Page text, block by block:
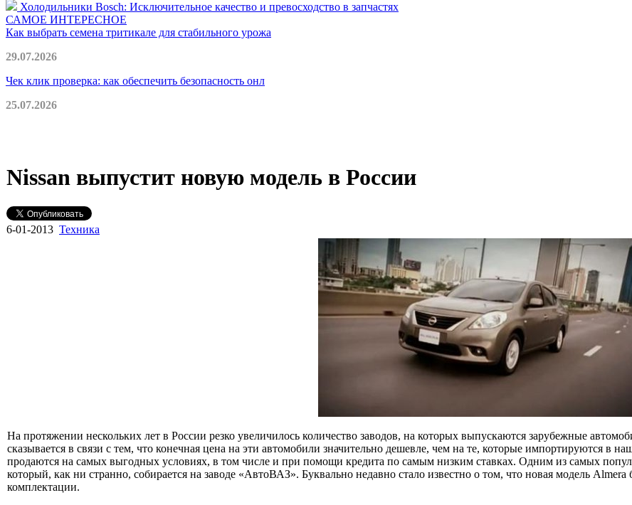
Холодильники Bosch: Исключительное качество и превосходство в запчастях
САМОЕ ИНТЕРЕСНОЕ
Как выбрать семена тритикале для стабильного урожа
29.07.2026
Чек клик проверка: как обеспечить безопасность онл
25.07.2026
Nissan выпустит новую модель в России
6-01-2013 Техника
На протяжении нескольких лет в России резко увеличилось количество заводов, на которых выпускаются зарубежные
сказывается в связи с тем, что конечная цена на эти автомобили значительно дешевле, чем на те, которые импортируются в
продаются на самых выгодных условиях, в том числе и при помощи кредита по самым низким ставках. Одним из самых
который, как ни странно, собирается на заводе «АвтоВАЗ». Буквально недавно стало известно о том, что новая модель
комплектации.